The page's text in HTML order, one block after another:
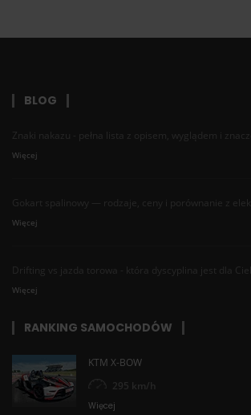
BLOG
Znaki nakazu - pełna lista z opisem, wyglądem i
Więcej
Gokart spalinowy — rodzaje, ceny i porównanie z
Więcej
Drifting vs jazda torowa - która dyscyplina jest dla
Więcej
RANKING SAMOCHODÓW
KTM X-BOW
295 km/h
Więcej